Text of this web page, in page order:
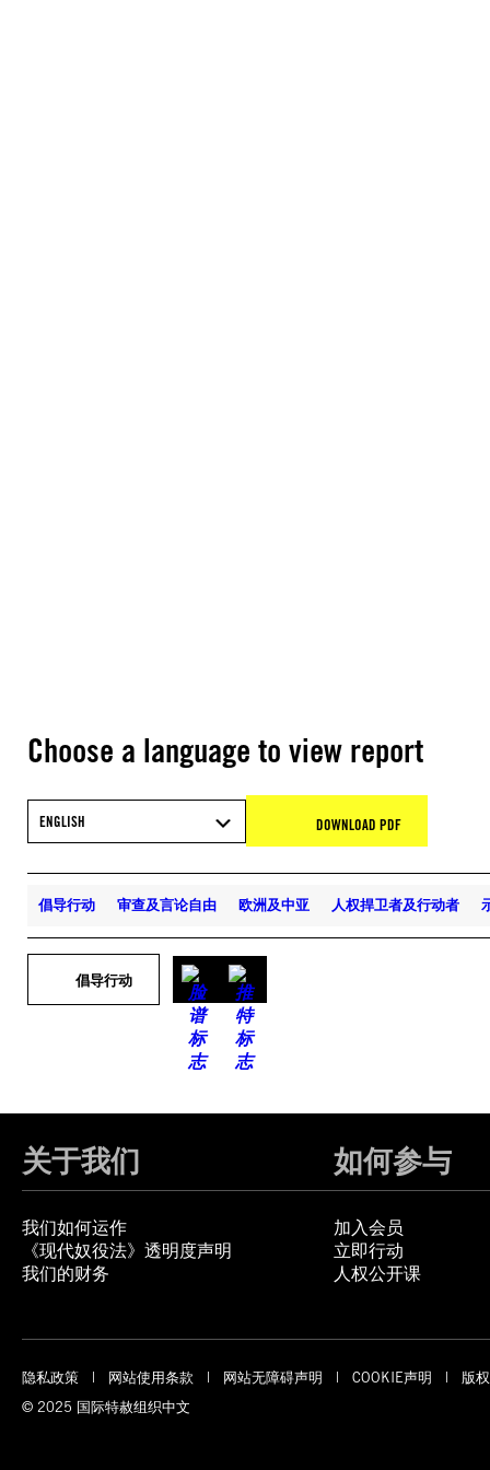
Choose a language to view report
ENGLISH DOWNLOAD PDF
倡导行动 审查及言论自由 欧洲及中亚 人权捍卫者及行动者
倡导行动
关于我们
我们如何运作
《现代奴役法》透明度声明
我们的财务
如何参与
加入会员
立即行动
人权公开课
隐私政策 网站使用条款 网站无障碍声明 COOKIE声明
版
© 2025 国际特赦组织中文